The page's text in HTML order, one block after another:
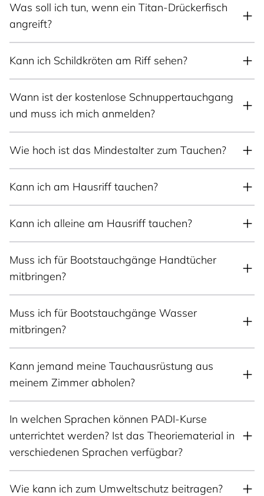
Was soll ich tun, wenn ein Titan-Drückerfisch
angreift?
Kann ich Schildkröten am Riff sehen?
Wann ist der kostenlose Schnuppertauchgang
und muss ich mich anmelden?
Wie hoch ist das Mindestalter zum Tauchen?
Kann ich am Hausriff tauchen?
Kann ich alleine am Hausriff tauchen?
Muss ich für Bootstauchgänge Handtücher
mitbringen?
Muss ich für Bootstauchgänge Wasser
mitbringen?
Kann jemand meine Tauchausrüstung aus
meinem Zimmer abholen?
In welchen Sprachen können PADI-Kurse
unterrichtet werden? Ist das Theoriematerial in
verschiedenen Sprachen verfügbar?
Wie kann ich zum Umweltschutz beitragen?